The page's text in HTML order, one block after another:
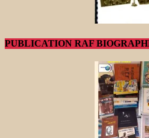
PUBLICATION RAF